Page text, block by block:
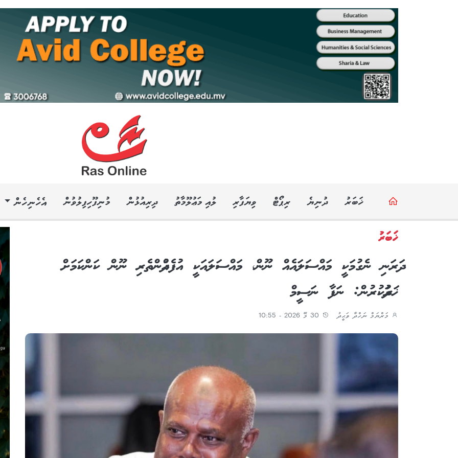
ޚަބަރު ދުނިޔެ ރިޕޯޓް ވިޔަފާރި ލުއި މަޢުލޫމާތު ދިރިއުޅުން މުނިފޫހިފިލުވުން އެހެނިހެން
ޚަބަރު
ދަރަނި ނެގުމަކީ މައްސަލައެއް ނޫން، މައްސަލައަކީ އުފެއްދުންތެރި ނޫން ކަންކަމަށް
ޚަރަދުކުރުން: ނަފާ ނަސީމް
މަރްޔަމް ނަހްދާ ވަޙީދު